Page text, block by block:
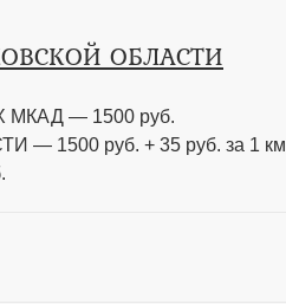
ОБЛАСТИ
— 1500 руб.
1500 руб. + 35 руб. за 1 км